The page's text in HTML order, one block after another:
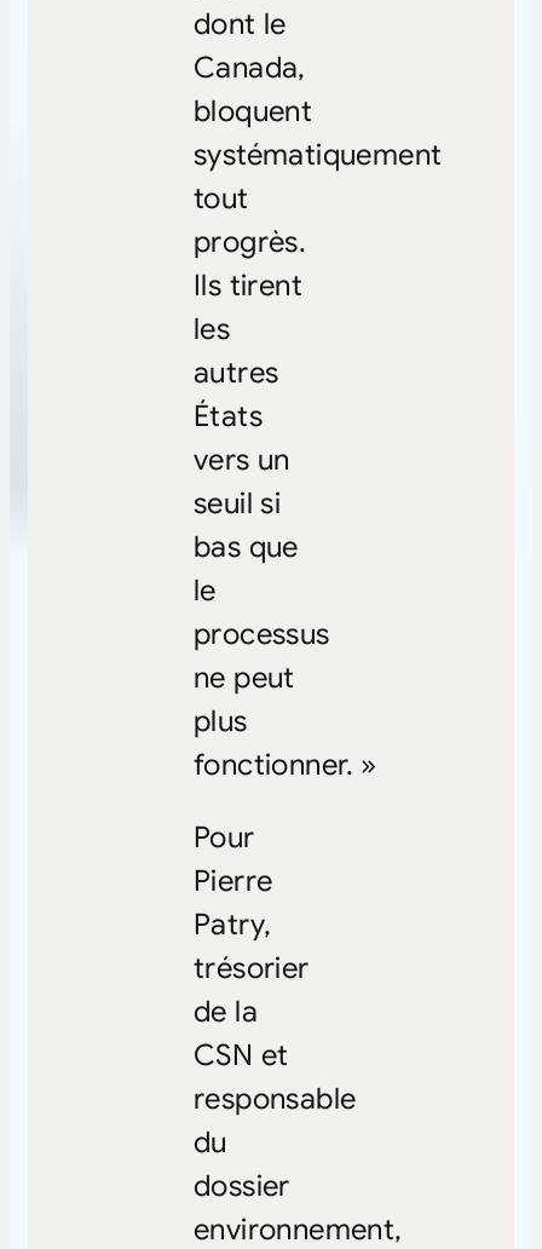
dont le
Canada,
bloquent
systématiquement
tout
progrès.
Ils tirent
les
autres
États
vers un
seuil si
bas que
le
processus
ne peut
plus
fonctionner. »
Pour
Pierre
Patry,
trésorier
de la
CSN et
responsable
du
dossier
environnement,